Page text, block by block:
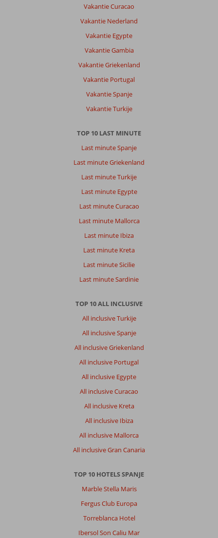
Vakantie Curacao
Vakantie Nederland
Vakantie Egypte
Vakantie Gambia
Vakantie Griekenland
Vakantie Portugal
Vakantie Spanje
Vakantie Turkije
TOP 10 LAST MINUTE
Last minute Spanje
Last minute Griekenland
Last minute Turkije
Last minute Egypte
Last minute Curacao
Last minute Mallorca
Last minute Ibiza
Last minute Kreta
Last minute Sicilie
Last minute Sardinie
TOP 10 ALL INCLUSIVE
All inclusive Turkije
All inclusive Spanje
All inclusive Griekenland
All inclusive Portugal
All inclusive Egypte
All inclusive Curacao
All inclusive Kreta
All inclusive Ibiza
All inclusive Mallorca
All inclusive Gran Canaria
TOP 10 HOTELS SPANJE
Marble Stella Maris
Fergus Club Europa
Torreblanca Hotel
Ibersol Son Caliu Mar